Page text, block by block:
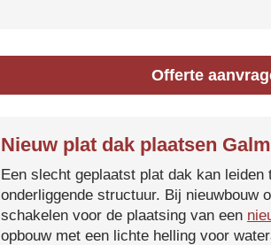
Offerte
Nieuw plat dak plaatsen
Een slecht geplaatst plat dak kan
onderliggende structuur. Bij nieuwbouw
schakelen voor de plaatsing van een
opbouw met een lichte helling voor